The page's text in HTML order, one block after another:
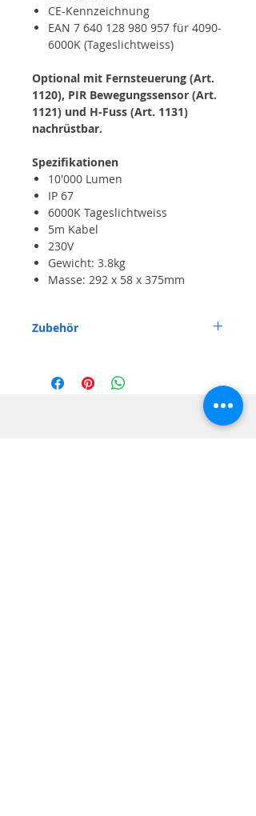
CE-Kennzeichnung
EAN 7 640 128 980 957 für 4090-
6000K (Tageslichtweiss)
Optional mit Fernsteuerung (Art.
1120), PIR Bewegungssensor (Art.
1121) und H-Fuss (Art. 1131)
nachrüstbar.
Spezifikationen
10'000 Lumen
IP 67
6000K Tageslichtweiss
5m Kabel
230V
Gewicht: 3.8kg
Masse: 292 x 58 x 375mm
Zubehör